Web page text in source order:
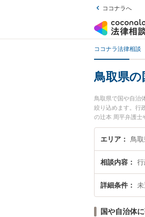
ココナラへ
ココナラ法律相談
鳥取県
鳥取県で国や自治
絞り込めます。行
の辻本 周平弁護士
や夜間に発生した
治体相手を法律
エリア 鳥
相談内容
詳細条件
国や自治体